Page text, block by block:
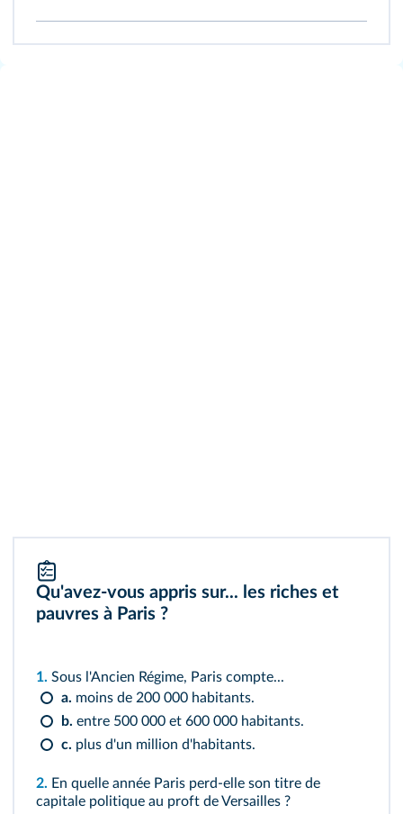
Qu'avez-vous appris sur... les riches et
pauvres à Paris ?
1. Sous l'Ancien Régime, Paris compte...
a. moins de 200 000 habitants.
b. entre 500 000 et 600 000 habitants.
c. plus d'un million d'habitants.
2. En quelle année Paris perd‑elle son titre de
capitale politique au proft de Versailles ?